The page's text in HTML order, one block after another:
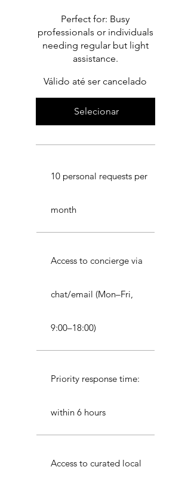
Perfect for: Busy
professionals or individuals
needing regular but light
assistance.
Válido até ser cancelado
Selecionar
10 personal requests per
month
Access to concierge via
chat/email (Mon–Fri,
9:00–18:00)
Priority response time:
within 6 hours
Access to curated local